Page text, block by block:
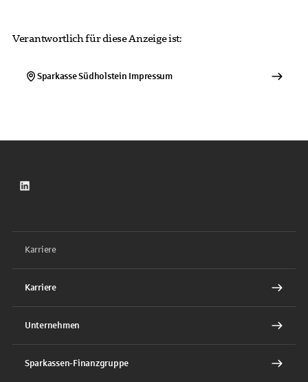
Verantwortlich für diese Anzeige ist:
Sparkasse Südholstein Impressum
LinkedIn
Karriere
Karriere
Unternehmen
Sparkassen-Finanzgruppe